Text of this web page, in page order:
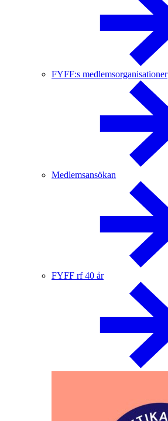
FYFF:s medlemsorganisationer
Medlemsansökan
FYFF rf 40 år